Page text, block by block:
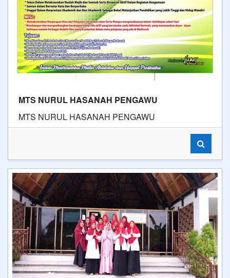
MTS NURUL HASANAH PENGAWU
MTS NURUL HASANAH PENGAWU